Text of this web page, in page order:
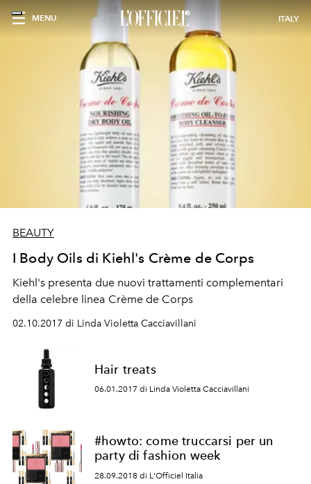
MENU ITALY
BEAUTY
I Body Oils di Kiehl's Crème de Corps
Kiehl's presenta due nuovi trattamenti complementari
della celebre linea Crème de Corps
02.10.2017 di Linda Violetta Cacciavillani
Hair treats
06.01.2017 di Linda Violetta Cacciavillani
#howto: come truccarsi per un
party di fashion week
28.09.2018 di L'Officiel Italia